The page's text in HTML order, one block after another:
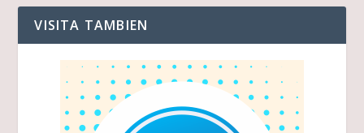
VISITA TAMBIEN